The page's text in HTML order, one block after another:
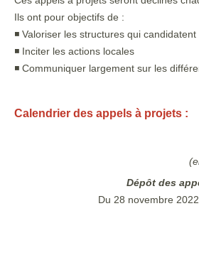
Ils ont pour objectifs de :
◾ Valoriser les structures qui candidatent
◾ Inciter les actions locales
◾ Communiquer largement sur les
Calendrier des appels à projets :
Dépôt des
Du 28 novembre